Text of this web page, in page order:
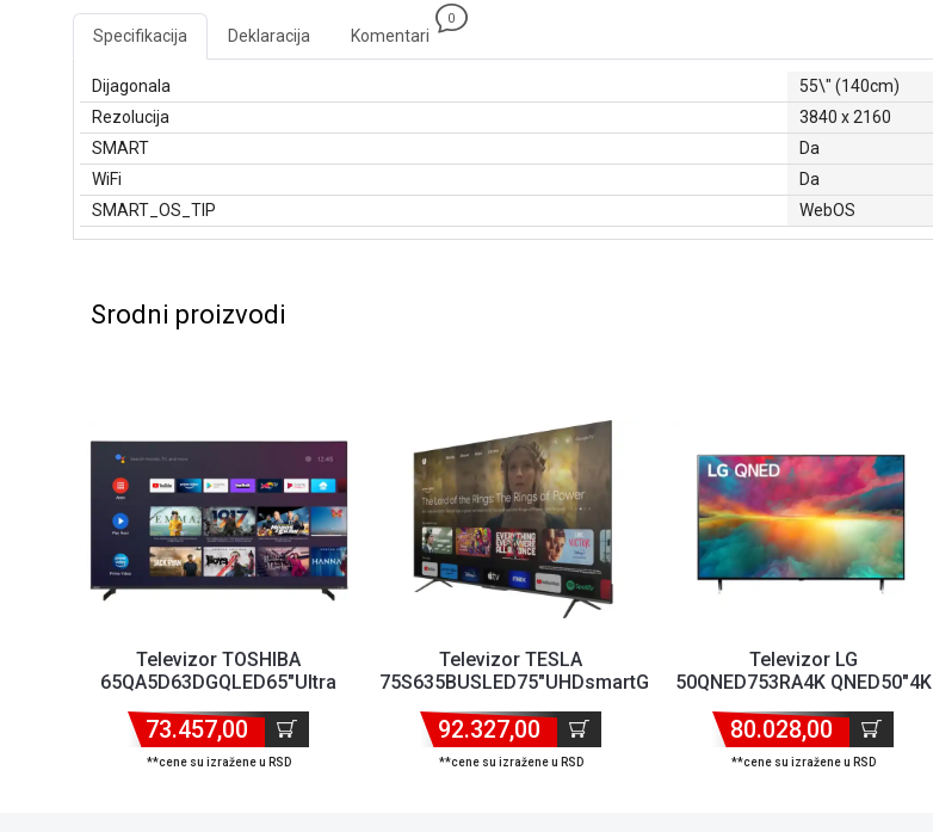
Specifikacija Deklaracija Komentari
0
Dijagonala
55\" (140cm)
Rezolucija
3840 x 2160
SMART
Da
WiFi
Da
SMART_OS_TIP
WebOS
Srodni proizvodi
Televizor TOSHIBA
65QA5D63DGQLED65"Ultra
'65QA5D6...
73.457,00
**cene su izražene u RSD
Televizor TESLA
75S635BUSLED75"UHDsmartGoogleTVcrnaframeless'
92.327,00
**cene su izražene u RSD
Televizor LG
50QNED753RA4K QNED50"4K
( '...
80.028,00
**cene su izražene u RSD